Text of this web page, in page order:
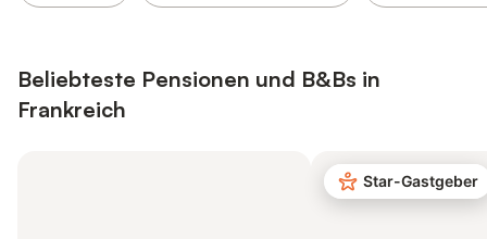
Beliebteste Pensionen und B&Bs in
Frankreich
Star-Gastgeber